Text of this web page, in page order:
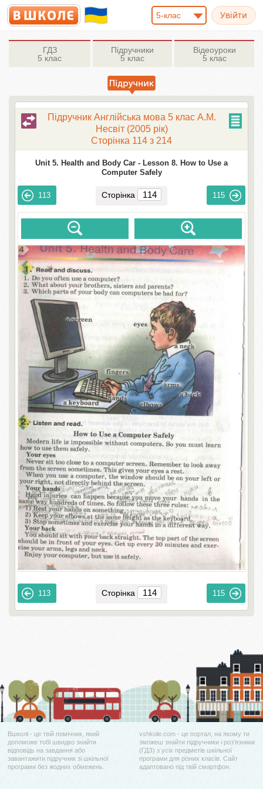
5-клас
ГДЗ
5 клас
Підручники
5 клас
Відеоуроки
5 клас
Підручник Англійська мова 5 клас А.М.
Несвіт (2005 рік)
Сторінка 114 з 214
Unit 5. Health and Body Car - Lesson 8. How to Use a
Computer Safely
113 Сторінка 115
113 Сторінка 115
Вшколі - це твій помічник, який
допоможе тобі швидко знайти
відповідь на завдання або
завантажити підручник зі шкільної
програми без жодних обмежень.
vshkole.com - це портал, на якому ти
зможеш знайти підручники і роз'язники
(ГДЗ) з усіх предметів шкільної
програми для різних класів. Сайт
адаптовано під твій смартфон.